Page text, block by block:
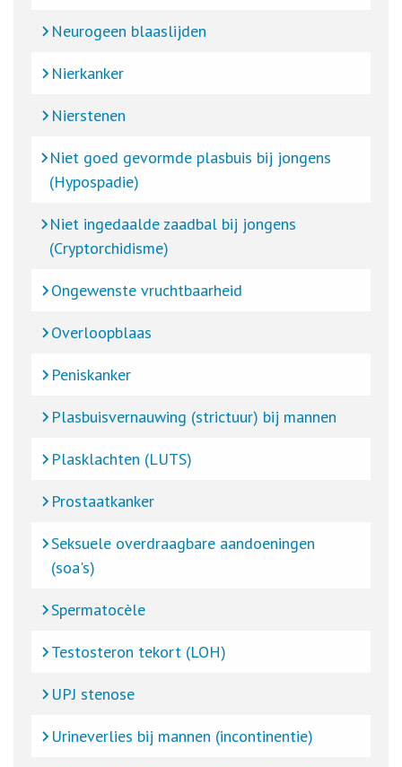
Neurogeen blaaslijden
Nierkanker
Nierstenen
Niet goed gevormde plasbuis bij jongens
(Hypospadie)
Niet ingedaalde zaadbal bij jongens
(Cryptorchidisme)
Ongewenste vruchtbaarheid
Overloopblaas
Peniskanker
Plasbuisvernauwing (strictuur) bij mannen
Plasklachten (LUTS)
Prostaatkanker
Seksuele overdraagbare aandoeningen
(soa's)
Spermatocèle
Testosteron tekort (LOH)
UPJ stenose
Urineverlies bij mannen (incontinentie)